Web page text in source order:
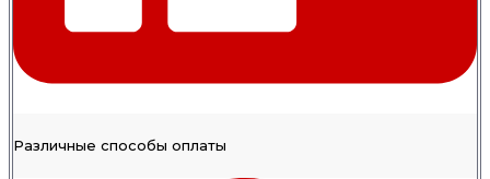
Различные способы оплаты